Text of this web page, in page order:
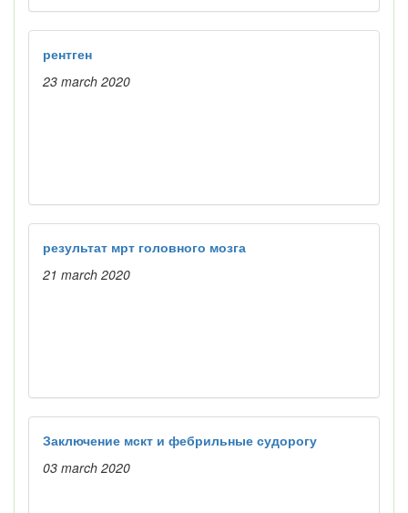
рентген
23 march 2020
результат мрт головного мозга
21 march 2020
Заключение мскт и фебрильные судорогу
03 march 2020